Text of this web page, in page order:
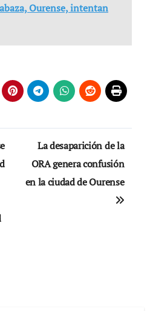
Ourense, intentan
La desaparición de la
ORA genera confusión
en la ciudad de Ourense